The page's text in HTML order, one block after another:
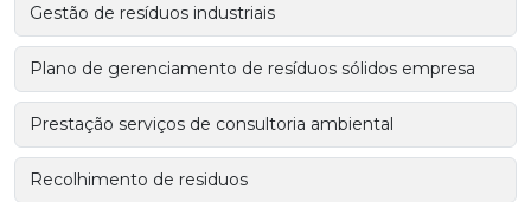
Gestão de resíduos industriais
Plano de gerenciamento de resíduos sólidos empresa
Prestação serviços de consultoria ambiental
Recolhimento de residuos